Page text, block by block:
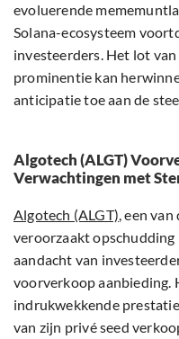
evoluerende
Solana-ecosysteem
investeerders. Het lot
prominentie kan
anticipatie toe aan de
Algotech (ALGT)
Verwachtingen met
Algotech (ALGT), een
veroorzaakt
aandacht van
voorverkoop aanbieding.
indrukwekkende
van zijn privé seed